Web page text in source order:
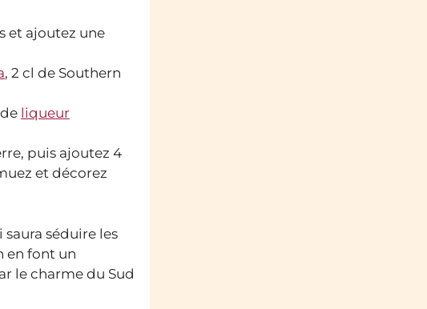
et ajoutez une
, 2 cl de Southern
liqueur
puis ajoutez 4
et décorez
séduire les
en font un
le charme du Sud